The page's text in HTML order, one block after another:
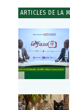
ARTICLES DE LA